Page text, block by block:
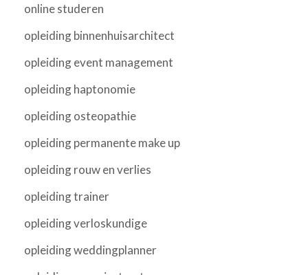
online studeren
opleiding binnenhuisarchitect
opleiding event management
opleiding haptonomie
opleiding osteopathie
opleiding permanente make up
opleiding rouw en verlies
opleiding trainer
opleiding verloskundige
opleiding weddingplanner